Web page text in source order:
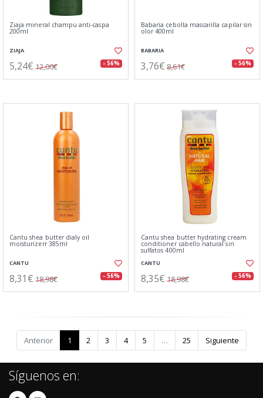
Ziaja mineral champu anti-caspa
200ml
ZIAJA
5,24€ 12,00€ - 56%
Babaria cebolla mascarilla capilar sin
olor 400ml
BABARIA
3,76€ 8,61€ - 56%
Cantu shea butter dialy oil
moisturizerr 385ml
CANTU
8,31€ 18,98€ - 56%
Cantu shea butter hydrating cream
conditioner cabello natural sin
sulfatos 400ml
CANTU
8,35€ 18,98€ - 56%
Anterior 1 2 3 4 5 … 25 Siguiente
Síguenos en: